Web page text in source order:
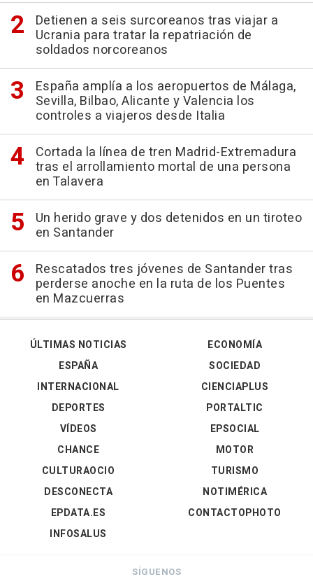
Detienen a seis surcoreanos tras viajar a
Ucrania para tratar la repatriación de
soldados norcoreanos
España amplía a los aeropuertos de Málaga,
Sevilla, Bilbao, Alicante y Valencia los
controles a viajeros desde Italia
Cortada la línea de tren Madrid-Extremadura
tras el arrollamiento mortal de una persona
en Talavera
Un herido grave y dos detenidos en un tiroteo
en Santander
Rescatados tres jóvenes de Santander tras
perderse anoche en la ruta de los Puentes
en Mazcuerras
ÚLTIMAS NOTICIAS
ESPAÑA
INTERNACIONAL
DEPORTES
VÍDEOS
ECONOMÍA
SOCIEDAD
CIENCIAPLUS
PORTALTIC
EPSOCIAL
CHANCE
CULTURAOCIO
DESCONECTA
EPDATA.ES
INFOSALUS
MOTOR
TURISMO
NOTIMÉRICA
CONTACTOPHOTO
SÍGUENOS